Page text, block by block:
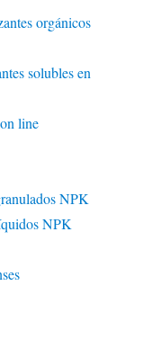
orgánicos
solubles en
line
NPK
NPK